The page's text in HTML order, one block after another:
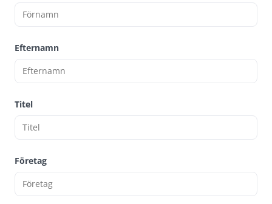
Efternamn
Titel
Företag